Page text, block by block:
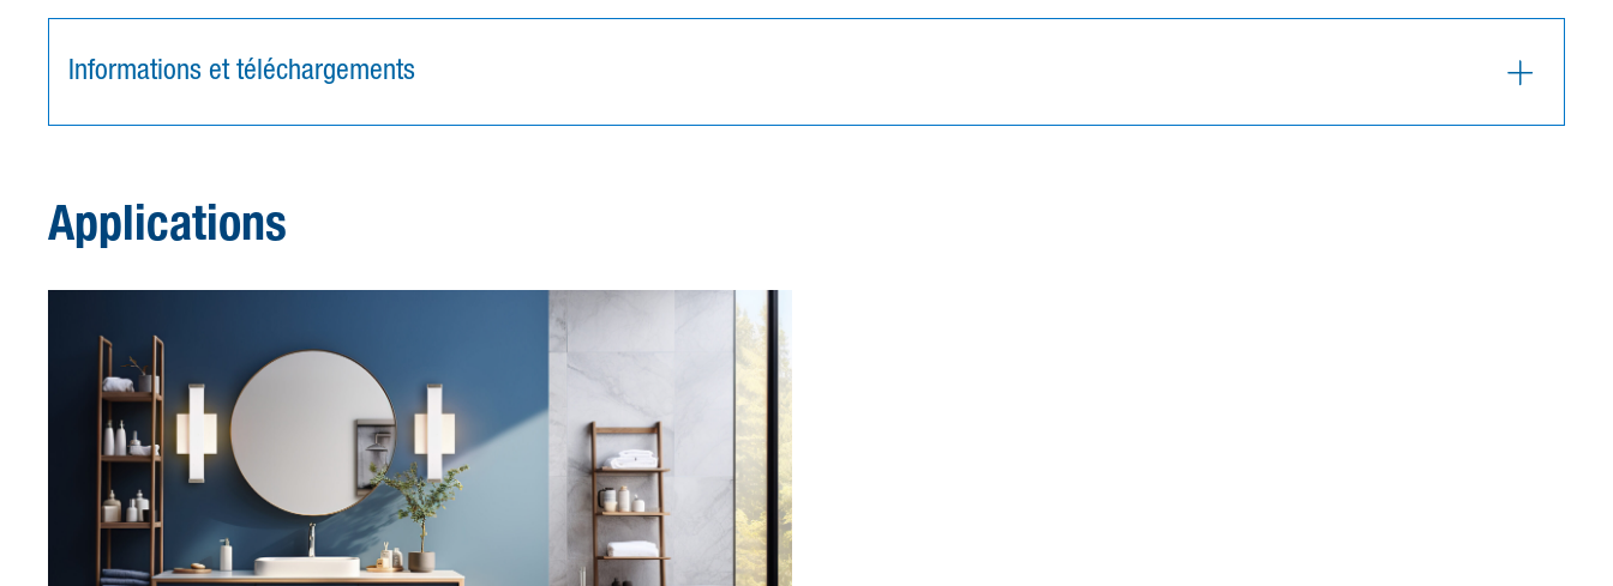
Informations et téléchargements
Applications